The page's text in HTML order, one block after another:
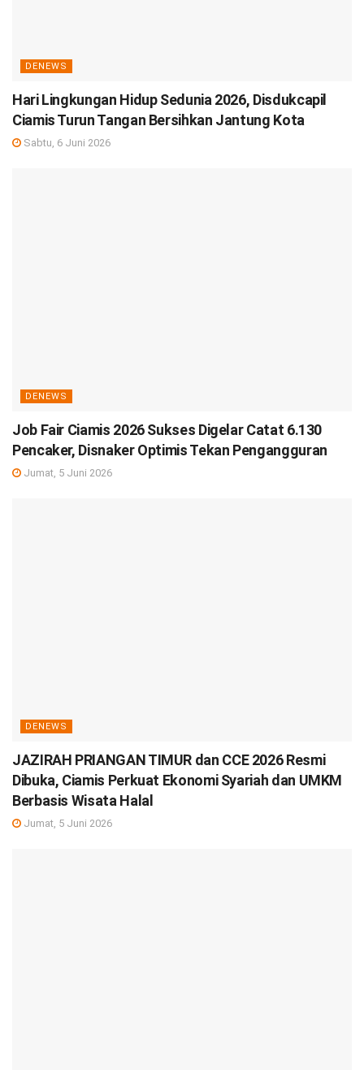
DENEWS
Hari Lingkungan Hidup Sedunia 2026, Disdukcapil
Ciamis Turun Tangan Bersihkan Jantung Kota
Sabtu, 6 Juni 2026
DENEWS
Job Fair Ciamis 2026 Sukses Digelar Catat 6.130
Pencaker, Disnaker Optimis Tekan Pengangguran
Jumat, 5 Juni 2026
DENEWS
JAZIRAH PRIANGAN TIMUR dan CCE 2026 Resmi
Dibuka, Ciamis Perkuat Ekonomi Syariah dan UMKM
Berbasis Wisata Halal
Jumat, 5 Juni 2026